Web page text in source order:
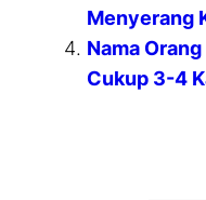
Menyerang
Nama
Cukup 3-4